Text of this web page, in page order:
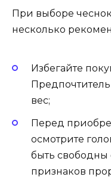
При выборе
несколько
Избегайте
вес;
Перед
осмотрите
быть свободны
признаков